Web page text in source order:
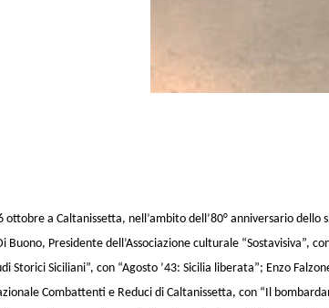
ottobre a Caltanissetta, nell’ambito dell’80° anniversario
Buono, Presidente dell’Associazione culturale “Sostavisiva”,
Storici Siciliani”, con “Agosto ’43: Sicilia liberata”; Enzo
Combattenti e Reduci di Caltanissetta, con “Il